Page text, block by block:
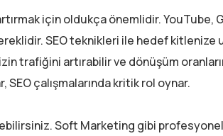
için oldukça önemlidir. YouTube,
SEO teknikleri ile hedef kitlenize
trafiğini artırabilir ve dönüşüm
çalışmalarında kritik rol oynar.
Soft Marketing gibi